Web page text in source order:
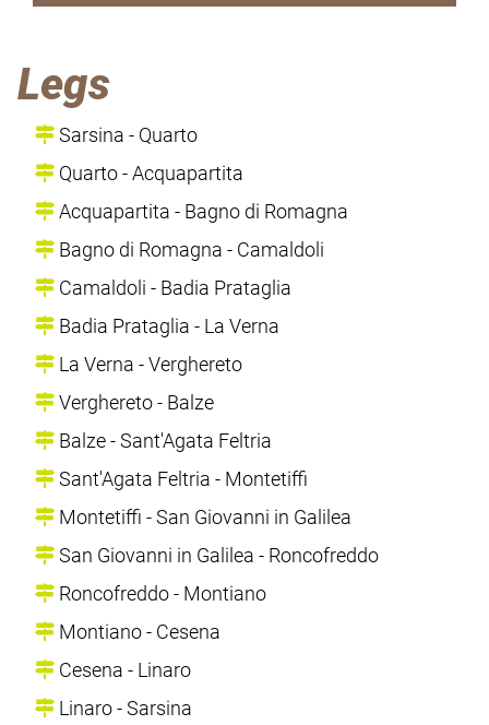
Legs
Sarsina - Quarto
Quarto - Acquapartita
Acquapartita - Bagno di Romagna
Bagno di Romagna - Camaldoli
Camaldoli - Badia Prataglia
Badia Prataglia - La Verna
La Verna - Verghereto
Verghereto - Balze
Balze - Sant'Agata Feltria
Sant'Agata Feltria - Montetiffi
Montetiffi - San Giovanni in Galilea
San Giovanni in Galilea - Roncofreddo
Roncofreddo - Montiano
Montiano - Cesena
Cesena - Linaro
Linaro - Sarsina